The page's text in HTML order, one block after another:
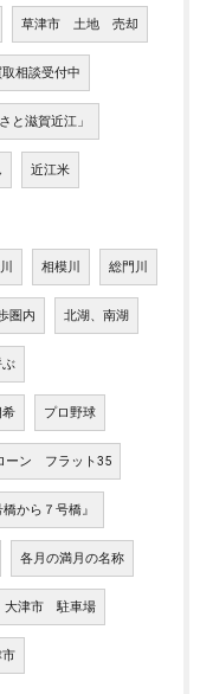
草津市 土地 売却
相談受付中
と滋賀近江」
近江米
相模川 総門川
圏内 北湖、南湖
ぶ
希 プロ野球
ーン フラット35
から７号橋』
各月の満月の名称
大津市 駐車場